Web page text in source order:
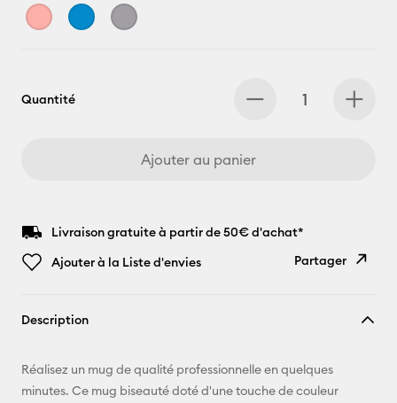
Quantité
Ajouter au panier
Livraison gratuite à partir de 50€ d'achat*
Ajouter à la Liste d'envies
Partager
E-mail
Description
Réalisez un mug de qualité professionnelle en quelques
minutes. Ce mug biseauté doté d'une touche de couleur